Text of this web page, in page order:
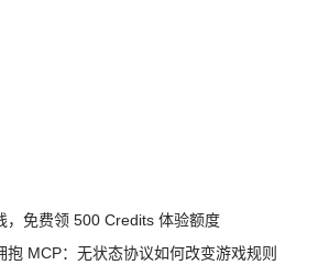
，免费领 500 Credits 体验额度
MCP：无状态协议如何改变游戏规则